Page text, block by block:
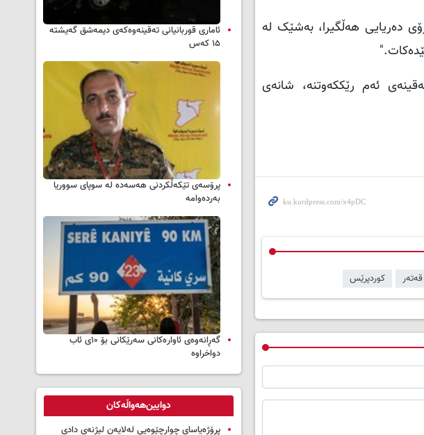
دەریایی هەڵگیرا، بەشێک لە
ئەم رێککەوتنە، شانەی
قەتەر کوردپرێس
ئاماری قوربانیانی تەقینەوەکەی دیمەشق گەیشتە
۱۵ کەس
پرۆسەی تێکەڵکردنی هەسەدە لە سوپای سووریا
بەردەوامە
گەڕانەوەی ئاوارەکانی سەرێکانی بۆ ۱۰ی ئاب
دواخراوە
دوایین‌هەواڵەکان
پڕۆژەیاسای چوارچێوەیی لەلایەن لیژنەی دادی